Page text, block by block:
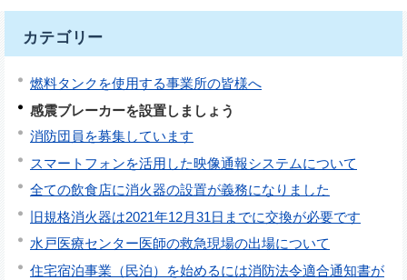
カテゴリー
燃料タンクを使用する事業所の皆様へ
感震ブレーカーを設置しましょう
消防団員を募集しています
スマートフォンを活用した映像通報システムについて
全ての飲食店に消火器の設置が義務になりました
旧規格消火器は2021年12月31日までに交換が必要です
水戸医療センター医師の救急現場の出場について
住宅宿泊事業（民泊）を始めるには消防法令適合通知書が